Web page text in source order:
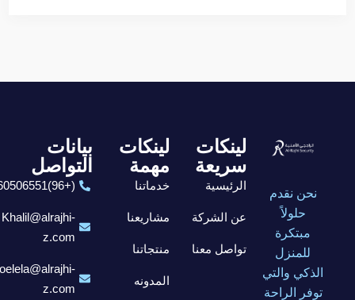
نحن نقدم
حلولاً
مبتكرة
للمنزل
الذكي والتي
توفر الراحة
لينكات
سريعة
الرئيسية
عن الشركة
تواصل معنا
لينكات
مهمة
خدماتنا
مشاريعنا
منتجاتنا
المدونه
بيانات
التواصل
(+96)6560506551
Khalil@alrajhi-
z.com
z.com